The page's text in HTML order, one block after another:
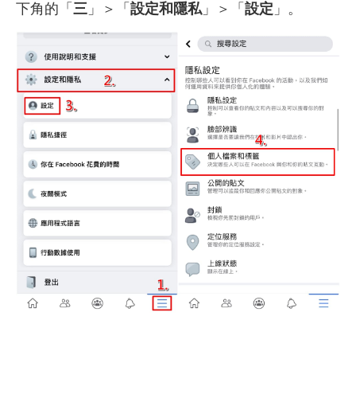
下角的「 三 」＞「 設定和隱私」＞「 設定 」。